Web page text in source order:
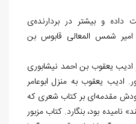
داده و بیشتر در بردارندهی
شمس المعالی قابوس بن
ادیب یعقوب بن احمد نیشابوری
در نیشابور. ادیب یعقوب به منزل ابوعامر
مقدمهای بر کتاب شعری که
نامیده بود، بنگارد. کتاب مزبور